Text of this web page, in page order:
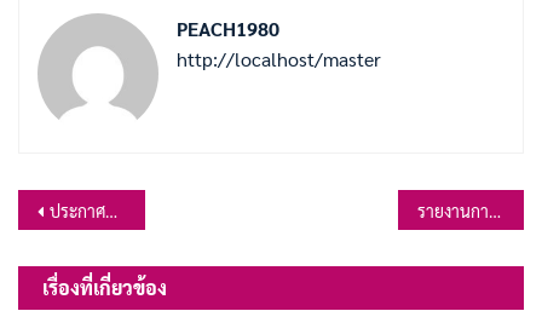
PEACH1980
http://localhost/master
แนะแนว
เรื่อง
ประกาศผู้ชนะการเสนอราคา จ้างซ่อมแซมถนนลูกรัง สายคันคลองลาดชะโด เริ่มจากฝ่ายทดน้ำ – ประตูน้ำบ้านนายเทียม บ้านคลองพระ หมู่ที่ 7 ต.เขาสมอคอน โดยวิธีเฉพาะเจาะจง รายงานการประชุมสภาองค์การบริหารส่วนตำบลเขาสมอคอนสมัยวิสามัญ สมัยที่ ๑ ครั้งที่ ๑ ประจำปี ๒๕๖๗ วันที่ ๑ กุมภาพันธ์ ๒๕๖๗ ณ อาคารศูนย์แพทย์แผนไทย องค์การบริหารส่วนตำบลเขาสมอคอน
เรื่องที่เกี่ยวข้อง